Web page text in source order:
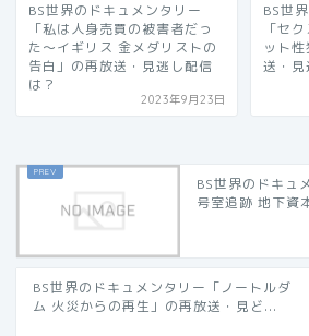
BS世界のドキュメンタリー
「私は人身売買の被害者だっ
た〜イギリス 金メダリストの
告白」の再放送・見逃し配信
は？
2023年9月23日
BS世
「セ
ット
送・見
BS世界のドキュ
号室追跡 地下資
BS世界のドキュメンタリー「ノートルダ
ム 火災からの再生」の再放送・見ど...